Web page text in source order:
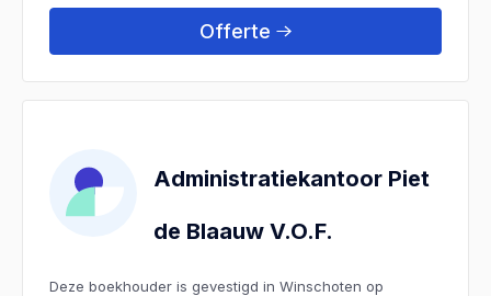
Offerte
Administratiekantoor Piet
de Blaauw V.O.F.
Deze boekhouder is gevestigd in Winschoten op